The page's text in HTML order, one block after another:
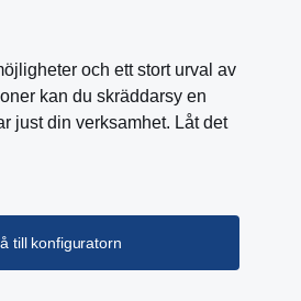
och ett stort urval av
kan du skräddarsy en
just din verksamhet. Låt det
till konfiguratorn